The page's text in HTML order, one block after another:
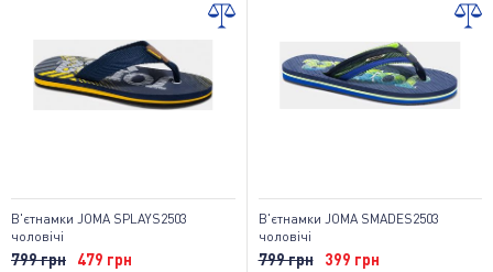
В'єтнамки JOMA SPLAYS2503
чоловічі
799 грн 479 грн
В'єтнамки JOMA SMADES2503
чоловічі
799 грн 399 грн